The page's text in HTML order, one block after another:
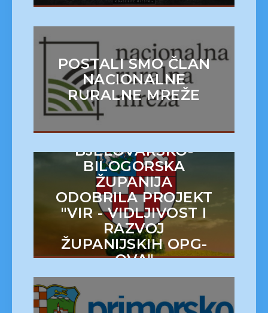
POSTALI SMO ČLAN
NACIONALNE
RURALNE MREŽE
BJELOVARSKO-
BILOGORSKA
ŽUPANIJA
ODOBRILA PROJEKT
"VIR - VIDLJIVOST I
RAZVOJ
ŽUPANIJSKIH OPG-
OVA"